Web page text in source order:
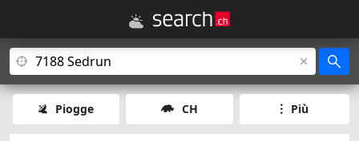
Piogge CH Più